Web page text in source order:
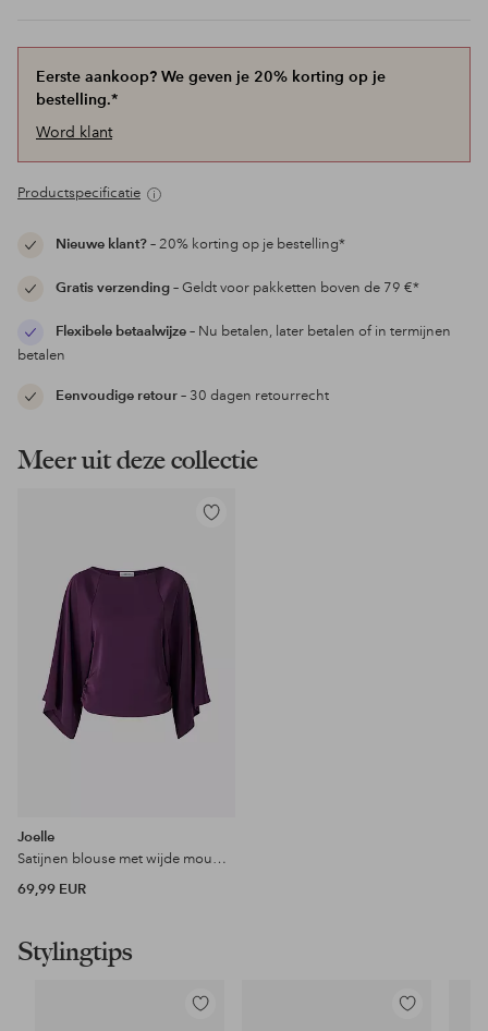
Eerste aankoop? We geven je 20% korting op je
bestelling.*
Word klant
Productspecificatie
Nieuwe klant?– 20% korting op je bestelling*
Gratis verzending– Geldt voor pakketten boven de 79 €*
Flexibele betaalwijze– Nu betalen, later betalen of in termijnen
betalen
Eenvoudige retour– 30 dagen retourrecht
Meer uit deze collectie
Toevoegen
Joelle
Satijnen blouse met wijde mouwen en een gemarkeerde taille
69,99 EUR
Stylingtips
Toevoegen
Toevoegen